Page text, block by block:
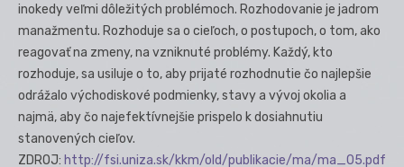
inokedy veľmi dôležitých problémoch. Rozhodovanie je jadrom
manažmentu. Rozhoduje sa o cieľoch, o postupoch, o tom, ako
reagovať na zmeny, na vzniknuté problémy. Každý, kto
rozhoduje, sa usiluje o to, aby prijaté rozhodnutie čo najlepšie
odrážalo východiskové podmienky, stavy a vývoj okolia a
najmä, aby čo najefektívnejšie prispelo k dosiahnutiu
stanovených cieľov.
ZDROJ: http://fsi.uniza.sk/kkm/old/publikacie/ma/ma_05.pdf